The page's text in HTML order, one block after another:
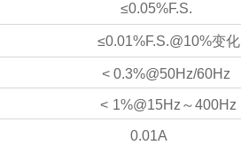
≤0.05%F.S.
≤0.01%F.S.@10%变化
< 0.3%@50Hz/60Hz
< 1%@15Hz ～400Hz
0.01A